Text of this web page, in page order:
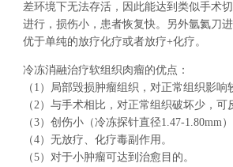
差环境下无法存活，因此能达到类似手术
进行，损伤小，患者恢复快。另外氩氦刀
优于单纯的放疗化疗或者放疗+化疗。
冷冻消融治疗软组织肉瘤的优点：
（1）局部毁损肿瘤组织，对正常组织影
（2）与手术相比，对正常组织破坏少，可
（3）创伤小（冷冻探针直径1.47-
（4）无放疗、化疗毒副作用。
（5）对于小肿瘤可达到治愈目的。